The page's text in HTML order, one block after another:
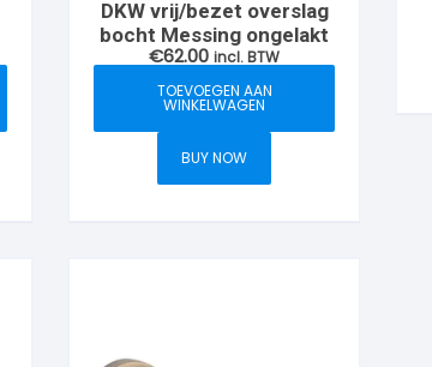
DKW vrij/bezet overslag
bocht Messing ongelakt
€62.00 incl. BTW
TOEVOEGEN AAN
WINKELWAGEN
BUY NOW